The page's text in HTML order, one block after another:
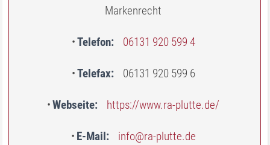
Markenrecht
Telefon 06131 920 599 4
Telefax 06131 920 599 6
Webseite https://www.ra-plutte.de/
E-Mail info@ra-plutte.de